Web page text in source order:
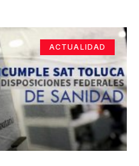
ACTUALIDAD